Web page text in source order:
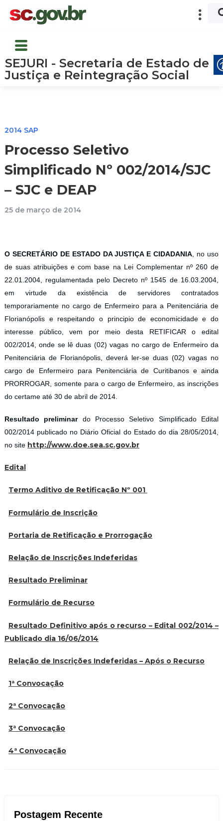
SEJURI - Secretaria de Estado de
Justiça e Reintegração Social
2014 SAP
Processo Seletivo
Simplificado Nº 002/2014/SJC
– SJC e DEAP
25 de março de 2014
O SECRETÁRIO DE ESTADO DA JUSTIÇA E CIDADANIA , no uso
de suas atribuições e com base na Lei Complementar nº 260 de
22.01.2004, regulamentada pelo Decreto nº 1545 de 16.03.2004,
em virtude da existência de servidores contratados
temporariamente no cargo de Enfermeiro para a Penitenciária de
Florianópolis e respeitando o principio de economicidade e do
interesse público, vem por meio desta RETIFICAR o edital
002/2014, onde se lê duas (02) vagas no cargo de Enfermeiro da
Penitenciária de Florianópolis, deverá ler-se duas (02) vagas no
cargo de Enfermeiro para Penitenciária de Curitibanos e ainda
PRORROGAR, somente para o cargo de Enfermeiro, as inscrições
do certame até 30 de abril de 2014.
Resultado preliminardo Processo Seletivo Simplificado Edital
002/2014 publicado no Diário Oficial do Estado do dia 28/05/2014,
no site http://www.doe.sea.sc.gov.br
Edital
Termo Aditivo de Retificação Nº 001
Formulário de Inscrição
Portaria de Retificação e Prorrogação
Relação de Inscrições Indeferidas
Resultado Preliminar
Formulário de Recurso
Resultado Definitivo após o recurso – Edital 002/2014 –
Publicado dia 16/06/2014
Relação de Inscrições Indeferidas – Após o Recurso
1ª Convocação
2ª Convocação
3ª Convocação
4ª Convocação
Postagem Recente